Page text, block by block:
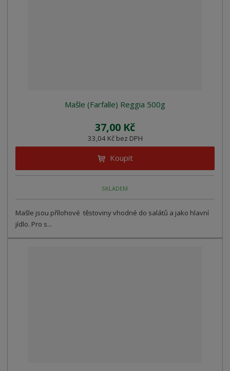
Mašle (Farfalle) Reggia 500g
37,00 Kč
33,04 Kč bez DPH
Koupit
SKLADEM
Mašle jsou přílohové těstoviny vhodné do salátů a jako hlavní
jídlo. Pro s...